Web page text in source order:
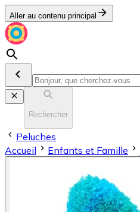
Aller au contenu principal
Rechercher
Peluches
Accueil
Enfants et Famille